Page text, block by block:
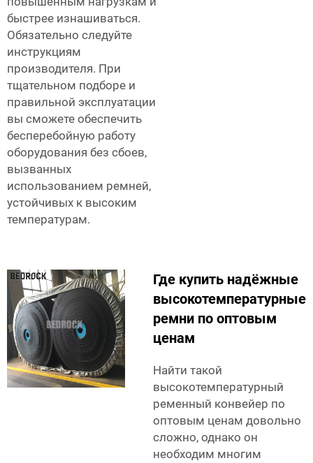
быстрее изнашиваться.
Обязательно следуйте
инструкциям
производителя. При
тщательном подборе и
правильной эксплуатации
вы сможете обеспечить
бесперебойную работу
оборудования без сбоев,
вызванных
использованием ремней,
устойчивых к высоким
температурам.
Где купить надёжные
высокотемпературные
ремни по оптовым
ценам
Найти такой
высокотемпературный
ременный конвейер по
оптовым ценам довольно
сложно, однако он
необходим многим